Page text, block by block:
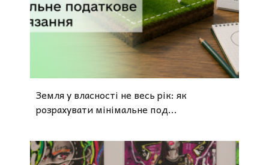
Земля у власності не весь рік: як
розрахувати мінімальне под...